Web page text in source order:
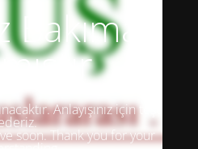
Bakıma
Anlayışınız için teşekkür
soon. Thank you for your